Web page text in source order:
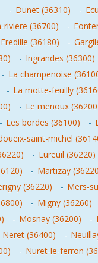
- Dunet (36310) -
riviere (36700) -
Fredille (36180) -
- Ingrandes (36300)
- La champenoise
- La motte-feuilly
- Le menoux
- Les bordes (36100) -
saint-michel
- Lureuil (36220)
- Martizay
(36220) - Mers-
- Migny (36260)
- Mosnay (36200) -
Neret (36400) -
- Nuret-le-ferron